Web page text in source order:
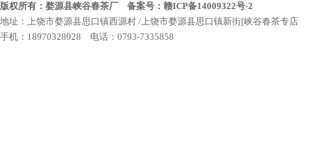
版权所有：婺源县峡谷春茶厂 备案号： 赣ICP备14009322号-2
地址：上饶市婺源县思口镇西源村 /上饶市婺源县思口镇新街[峡谷春茶专店
手机：18970328928 电话：0793-7335858